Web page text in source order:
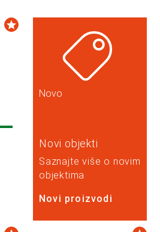
Novo
Novi objekti
Saznajte više o novim
objektima
Novi proizvodi